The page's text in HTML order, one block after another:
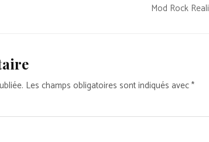
Mod Rock
Les champs obligatoires sont indiqués avec*